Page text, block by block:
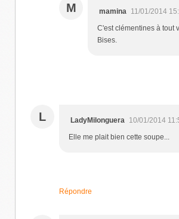
M mamina
11/01/2014
C'est clémentines à tout
Bises.
L LadyMilonguera
10/01/2014
Elle me plait bien cette soupe...
Répondre